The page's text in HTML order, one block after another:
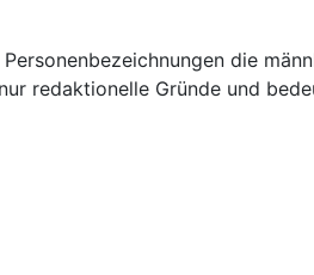
die
redaktionelle Gründe und